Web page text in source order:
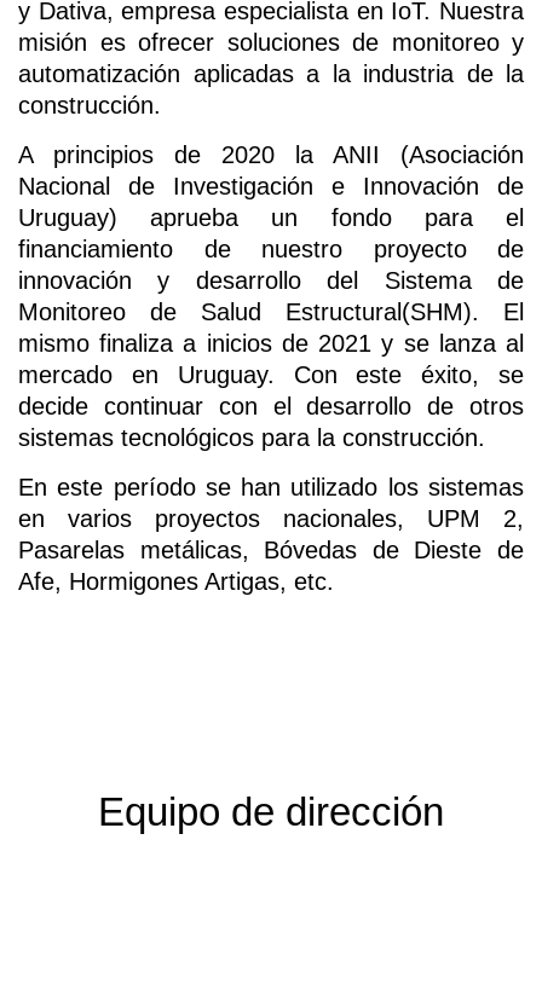
y Dativa, empresa especialista en IoT. Nuestra
misión es ofrecer soluciones de monitoreo y
automatización aplicadas a la industria de la
construcción.
A principios de 2020 la ANII (Asociación
Nacional de Investigación e Innovación de
Uruguay) aprueba un fondo para el
financiamiento de nuestro proyecto de
innovación y desarrollo del Sistema de
Monitoreo de Salud Estructural(SHM). El
mismo finaliza a inicios de 2021 y se lanza al
mercado en Uruguay. Con este éxito, se
decide continuar con el desarrollo de otros
sistemas tecnológicos para la construcción.
En este período se han utilizado los sistemas
en varios proyectos nacionales, UPM 2,
Pasarelas metálicas, Bóvedas de Dieste de
Afe, Hormigones Artigas, etc.
Equipo de dirección